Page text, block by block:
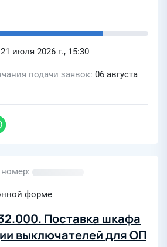
21 июля 2026 г., 15:30
подачи заявок 06 августа
номер
форме
Поставка шкафа
выключателей для ОП